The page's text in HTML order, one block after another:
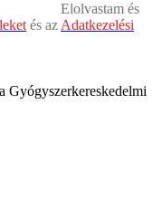
Elolvastam és
és az Adatkezelési